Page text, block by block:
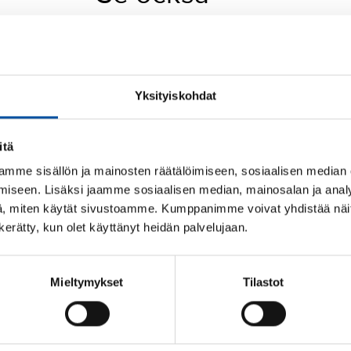
Yksityiskohdat
sisällön ja mainosten räätälöimiseen, sosiaalisen
Lisäksi jaamme sosiaalisen median, mainosalan ja
miten käytät sivustoamme. Kumppanimme voivat yhdistää
kun olet käyttänyt heidän palvelujaan.
Mieltymykset Tilastot